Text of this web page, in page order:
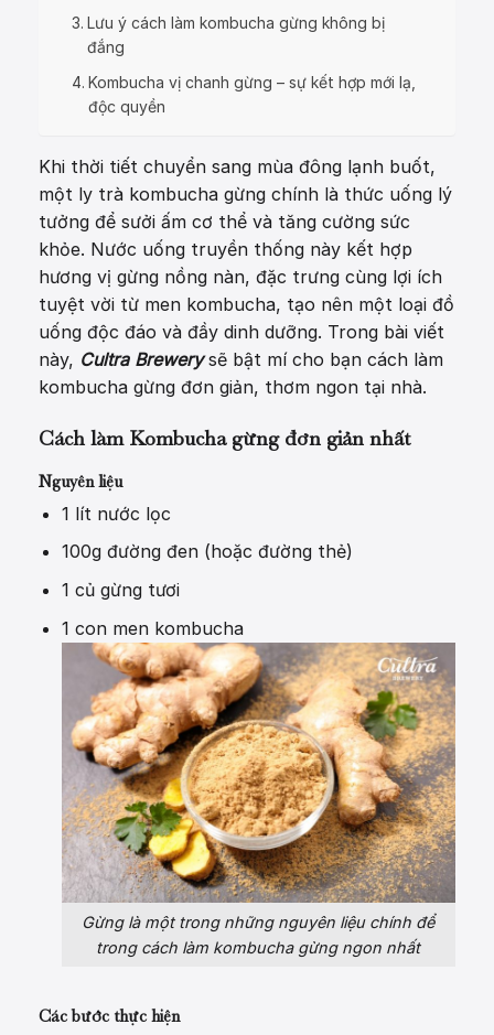
Lưu ý cách làm kombucha gừng không bị
đắng
Kombucha vị chanh gừng – sự kết hợp mới lạ,
độc quyền
Khi thời tiết chuyển sang mùa đông lạnh buốt,
một ly trà kombucha gừng chính là thức uống lý
tưởng để sưởi ấm cơ thể và tăng cường sức
khỏe. Nước uống truyền thống này kết hợp
hương vị gừng nồng nàn, đặc trưng cùng lợi ích
tuyệt vời từ men kombucha, tạo nên một loại đồ
uống độc đáo và đầy dinh dưỡng. Trong bài viết
này, Cultra Brewerysẽ bật mí cho bạn cách làm
kombucha gừng đơn giản, thơm ngon tại nhà.
Cách làm Kombucha gừng đơn giản nhất
Nguyên liệu
1 lít nước lọc
100g đường đen (hoặc đường thẻ)
1 củ gừng tươi
1 con men kombucha
Gừng là một trong những nguyên liệu chính để
trong cách làm kombucha gừng ngon nhất
Các bước thực hiện